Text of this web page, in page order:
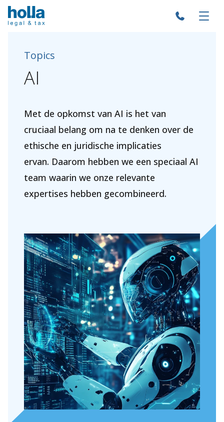
Over Holla
Onze mensen
Expertises
Topics
Internationaal
Nieuws
Topics
AI
Met de opkomst van AI is het van
cruciaal belang om na te denken over de
ethische en juridische implicaties
ervan. Daarom hebben we een speciaal AI
team waarin we onze relevante
expertises hebben gecombineerd.